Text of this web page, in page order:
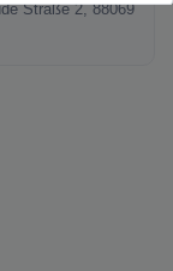
Straße 2, 88069